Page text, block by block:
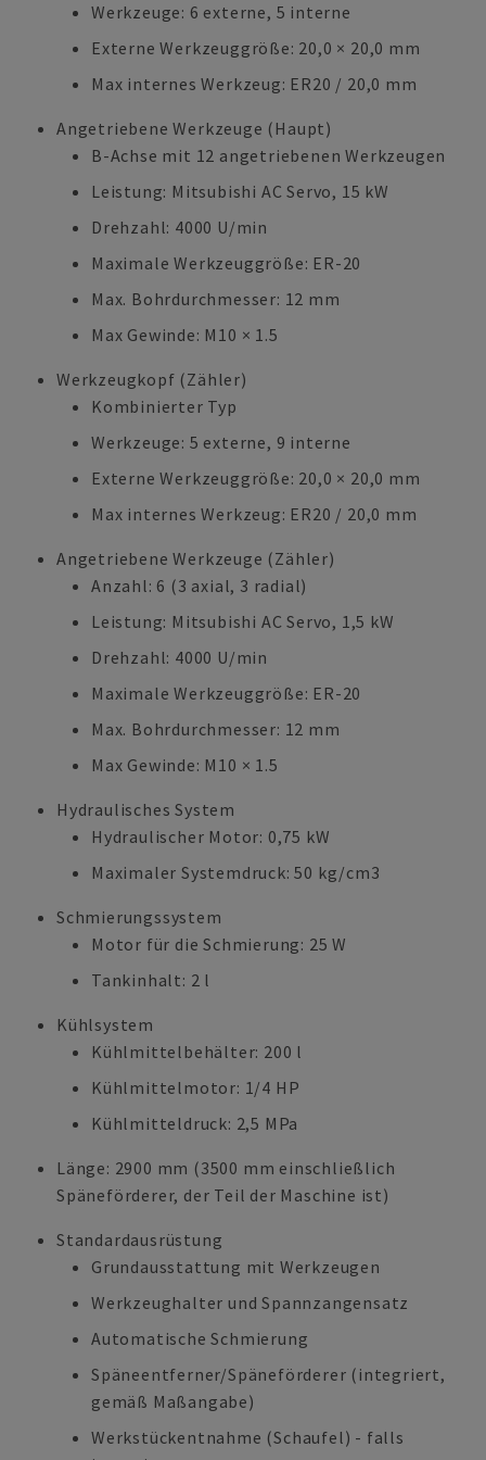
Werkzeuge: 6 externe, 5 interne
Externe Werkzeuggröße: 20,0 × 20,0 mm
Max internes Werkzeug: ER20 / 20,0 mm
Angetriebene Werkzeuge (Haupt)
B-Achse mit 12 angetriebenen Werkzeugen
Leistung: Mitsubishi AC Servo, 15 kW
Drehzahl: 4000 U/min
Maximale Werkzeuggröße: ER-20
Max. Bohrdurchmesser: 12 mm
Max Gewinde: M10 × 1.5
Werkzeugkopf (Zähler)
Kombinierter Typ
Werkzeuge: 5 externe, 9 interne
Externe Werkzeuggröße: 20,0 × 20,0 mm
Max internes Werkzeug: ER20 / 20,0 mm
Angetriebene Werkzeuge (Zähler)
Anzahl: 6 (3 axial, 3 radial)
Leistung: Mitsubishi AC Servo, 1,5 kW
Drehzahl: 4000 U/min
Maximale Werkzeuggröße: ER-20
Max. Bohrdurchmesser: 12 mm
Max Gewinde: M10 × 1.5
Hydraulisches System
Hydraulischer Motor: 0,75 kW
Maximaler Systemdruck: 50 kg/cm3
Schmierungssystem
Motor für die Schmierung: 25 W
Tankinhalt: 2 l
Kühlsystem
Kühlmittelbehälter: 200 l
Kühlmittelmotor: 1/4 HP
Kühlmitteldruck: 2,5 MPa
Länge: 2900 mm (3500 mm einschließlich
Späneförderer, der Teil der Maschine ist)
Standardausrüstung
Grundausstattung mit Werkzeugen
Werkzeughalter und Spannzangensatz
Automatische Schmierung
Späneentferner/Späneförderer (integriert,
gemäß Maßangabe)
Werkstückentnahme (Schaufel) - falls